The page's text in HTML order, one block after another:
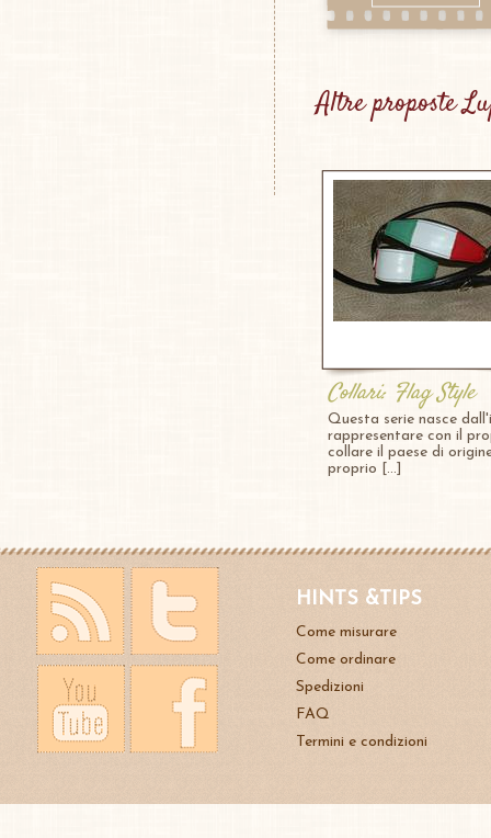
Altre proposte
Collari: Flag Style
Questa serie nasce
rappresentare con il
collare il paese di
proprio [...]
HINTS &TIPS
Come misurare
Come ordinare
Spedizioni
FAQ
Termini e condizioni